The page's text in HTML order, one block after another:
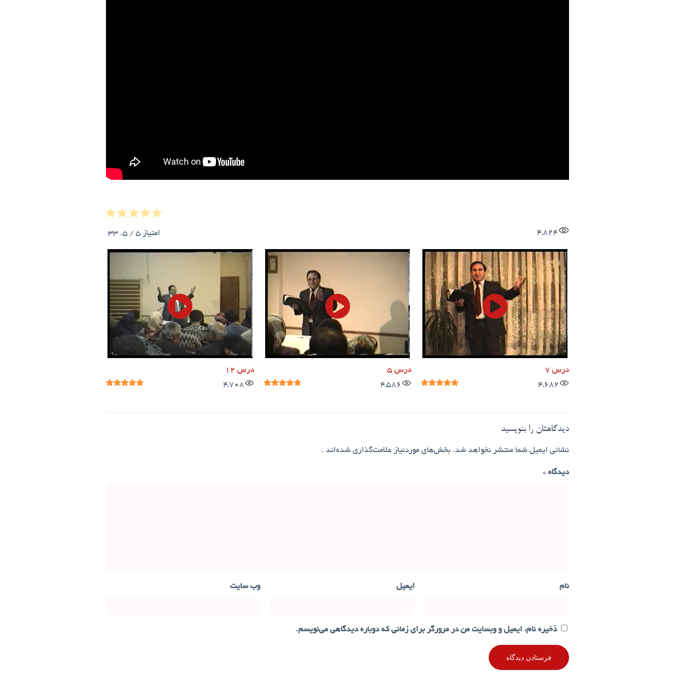
4,824 امتیاز5
/ 5.
33
درس 7
4,682
درس 5
4,586
درس 12
4,708
دیدگاهتان را بنویسید
نشانی ایمیل شما منتشر نخواهد شد. بخش‌های موردنیاز علامت‌گذاری شده‌اند *
دیدگاه *
نام ایمیل وب‌ سایت
ذخیره نام، ایمیل و وبسایت من در مرورگر برای زمانی که دوباره دیدگاهی می‌نویسم.